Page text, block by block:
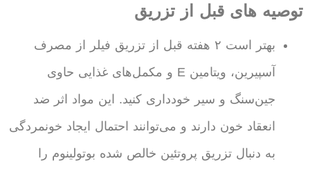
توصیه های قبل از تزریق
بهتر است ۲ هفته قبل از تزریق فیلر از مصرف
آسپیرین، ویتامین E و مکمل‌های غذایی حاوی
جین‌سنگ و سیر خودداری کنید. این مواد اثر ضد
انعقاد خون دارند و می‌توانند احتمال ایجاد خونمردگی
به دنبال تزریق پروتئین خالص شده بوتولینوم را